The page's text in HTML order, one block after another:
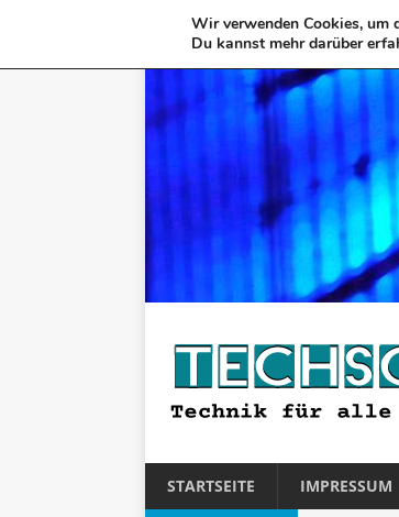
STARTSEITE IMPRESSUM
Wir verwenden Cookies, um
Du kannst mehr darüber